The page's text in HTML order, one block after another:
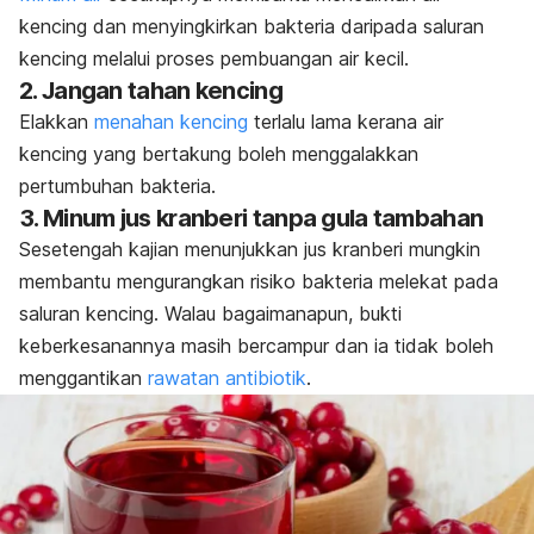
kencing dan menyingkirkan bakteria daripada saluran
kencing melalui proses pembuangan air kecil.
2. Jangan tahan kencing
Elakkan menahan kencing terlalu lama kerana air
kencing yang bertakung boleh menggalakkan
pertumbuhan bakteria.
3. Minum jus kranberi tanpa gula tambahan
Sesetengah kajian menunjukkan jus kranberi mungkin
membantu mengurangkan risiko bakteria melekat pada
saluran kencing. Walau bagaimanapun, bukti
keberkesanannya masih bercampur dan ia tidak boleh
menggantikan rawatan antibiotik.